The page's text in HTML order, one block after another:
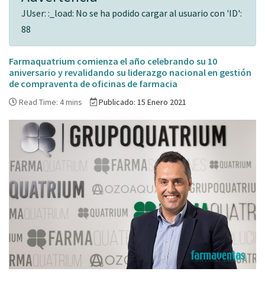
JUser: :_load: No se ha podido cargar al usuario con 'ID':
88
Farmaquatrium comienza el año celebrando su 10
aniversario y revalidando su liderazgo nacional en gestión
de compraventa de oficinas de farmacia
Read Time: 4 mins Publicado: 15 Enero 2021